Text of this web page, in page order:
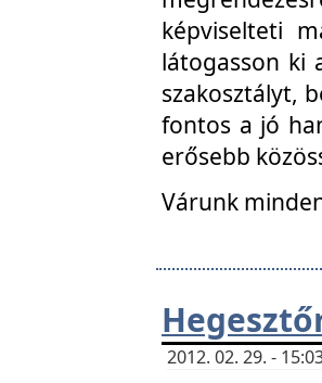
képviselteti
látogasson ki
szakosztályt,
fontos a jó
erősebb
Várunk
2012. 02. 29. -